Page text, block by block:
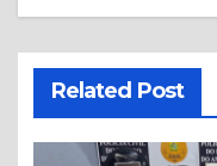
Related Post